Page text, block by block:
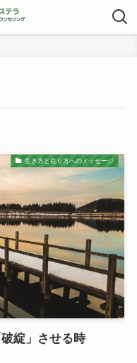
生き方と在り方へのメッセージ
綻」させる時